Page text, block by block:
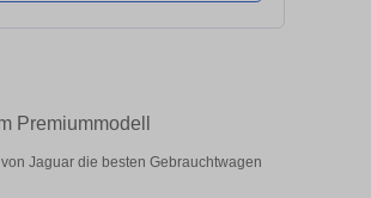
Premiummodell
Jaguar die besten Gebrauchtwagen